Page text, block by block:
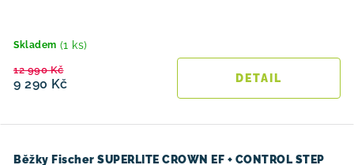
Skladem (1 ks)
9 290 Kč
12 990 Kč
Běžky Fischer SUPERLITE CROWN EF + CONTROL STEP